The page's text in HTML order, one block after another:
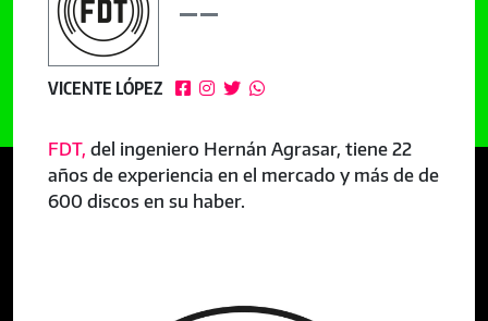
VICENTE LÓPEZ    
FDT, del ingeniero Hernán Agrasar, tiene 22
años de experiencia en el mercado y más de de
600 discos en su haber.